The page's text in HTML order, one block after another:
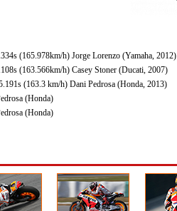
(165.978km/h) Jorge Lorenzo (Yamaha, 2012)
(163.566km/h) Casey Stoner (Ducati, 2007)
(163.3 km/h) Dani Pedrosa (Honda, 2013)
(Honda)
(Honda)